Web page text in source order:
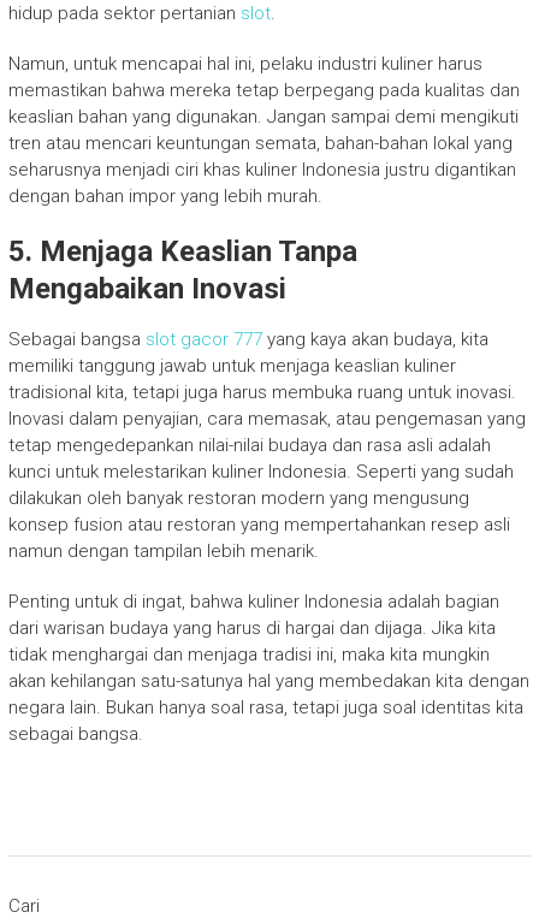
hidup pada sektor pertanian slot.
Namun, untuk mencapai hal ini, pelaku industri kuliner harus
memastikan bahwa mereka tetap berpegang pada kualitas dan
keaslian bahan yang digunakan. Jangan sampai demi mengikuti
tren atau mencari keuntungan semata, bahan-bahan lokal yang
seharusnya menjadi ciri khas kuliner Indonesia justru digantikan
dengan bahan impor yang lebih murah.
5. Menjaga Keaslian Tanpa
Mengabaikan Inovasi
Sebagai bangsa slot gacor 777yang kaya akan budaya, kita
memiliki tanggung jawab untuk menjaga keaslian kuliner
tradisional kita, tetapi juga harus membuka ruang untuk inovasi.
Inovasi dalam penyajian, cara memasak, atau pengemasan yang
tetap mengedepankan nilai-nilai budaya dan rasa asli adalah
kunci untuk melestarikan kuliner Indonesia. Seperti yang sudah
dilakukan oleh banyak restoran modern yang mengusung
konsep fusion atau restoran yang mempertahankan resep asli
namun dengan tampilan lebih menarik.
Penting untuk di ingat, bahwa kuliner Indonesia adalah bagian
dari warisan budaya yang harus di hargai dan dijaga. Jika kita
tidak menghargai dan menjaga tradisi ini, maka kita mungkin
akan kehilangan satu-satunya hal yang membedakan kita dengan
negara lain. Bukan hanya soal rasa, tetapi juga soal identitas kita
sebagai bangsa.
Cari